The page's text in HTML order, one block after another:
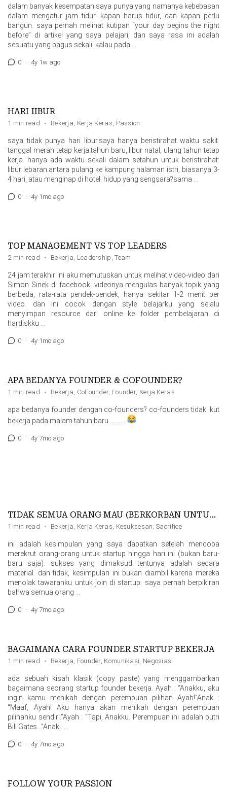
dalam banyak kesempatan saya punya yang namanya kebebasan
dalam mengatur jam tidur. kapan harus tidur, dan kapan perlu
bangun. saya pernah melihat kutipan “your day begins the night
before” di artikel yang saya pelajari, dan saya rasa ini adalah
sesuatu yang bagus sekali. kalau pada …
0 · 4y 1w ago
HARI IIBUR
1 min read · Bekerja, Kerja Keras, Passion
saya tidak punya hari Iibur.saya hanya beristirahat waktu sakit.
tanggal merah tetap kerja.tahun baru, Iibur natal, ulang tahun tetap
kerja. hanya ada waktu sekali dalam setahun untuk beristirahat:
Iibur lebaran.antara pulang ke kampung halaman istri, biasanya 3-
4 hari, atau menginap di hotel. hidup yang sengsara?sama …
0 · 4y 1mo ago
TOP MANAGEMENT VS TOP LEADERS
2 min read · Bekerja, Leadership ,Team
24 jam terakhir ini aku memutuskan untuk melihat video-video dari
Simon Sinek di facebook. videonya mengulas banyak topik yang
berbeda, rata-rata pendek-pendek, hanya sekitar 1-2 menit per
video. dan ini cocok dengan style belajarku yang selalu
menyimpan resource dari online ke folder pembelajaran di
hardiskku …
0 · 4y 1mo ago
APA BEDANYA FOUNDER & COFOUNDER?
1 min read · Bekerja, CoFounder, Founder, Kerja Keras
apa bedanya founder dengan co-founders? co-founders tidak ikut
bekerja pada malam tahun baru ……….
0 · 4y 7mo ago
TIDAK SEMUA ORANG MAU (BERKORBAN UNTUK) SUKSES
1 min read · Bekerja, Kerja Keras, Kesuksesan ,Sacrifice
ini adalah kesimpulan yang saya dapatkan setelah mencoba
merekrut orang-orang untuk startup hingga hari ini (bukan baru-
baru saja). sukses yang dimaksud tentunya adalah secara
material. dan tidak, kesimpulan ini bukan diambil karena mereka
menolak tawaranku untuk join di startup. saya pernah berpikiran
bahwa semua orang …
0 · 4y 7mo ago
BAGAIMANA CARA FOUNDER STARTUP BEKERJA
1 min read · Bekerja, Founder, Komunikasi, Negosiasi
ada sebuah kisah klasik (copy paste) yang menggambarkan
bagaimana seorang startup founder bekerja. Ayah : “Anakku, aku
ingin kamu menikah dengan perempuan pilihan Ayah!”Anak :
“Maaf, Ayah! Aku hanya akan menikah dengan perempuan
pilihanku sendiri.”Ayah : “Tapi, Anakku. Perempuan ini adalah putri
Bill Gates…”Anak : …
0 · 4y 7mo ago
FOLLOW YOUR PASSION